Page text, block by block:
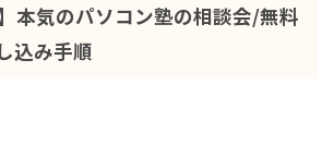
本気のパソコン塾の相談会/無料
込み手順